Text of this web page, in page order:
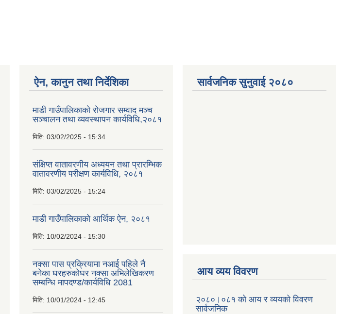
ऐन, कानुन तथा निर्देशिका
माडी गाउँपालिकाको रोजगार सम्वाद मञ्च
सञ्चालन तथा व्यवस्थापन कार्यविधि,२०८१
मिति: 03/02/2025 - 15:34
संक्षिप्त वातावरणीय अध्ययन तथा प्रारम्भिक
वातावरणीय परीक्षण कार्यविधि, २०८१
मिति: 03/02/2025 - 15:24
माडी गाउँपालिकाको आर्थिक ऐन, २०८१
मिति: 10/02/2024 - 15:30
नक्सा पास प्रक्रियामा नआई पहिले नै
बनेका घरहरुकोघर नक्सा अभिलेखिकरण
सम्बन्धि मापदण्ड/कार्यविधि 2081
मिति: 10/01/2024 - 12:45
सार्वजनिक सुनुवाई २०८०
आय व्यय विवरण
२०८०।०८१ को आय र व्ययको विवरण
सार्वजनिक